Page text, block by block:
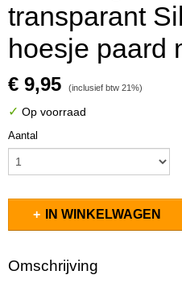
transparant
hoesje paard
€ 9,95 (inclusief btw 21%)
✓ Op voorraad
Aantal
IN WINKELWAGEN
Omschrijving